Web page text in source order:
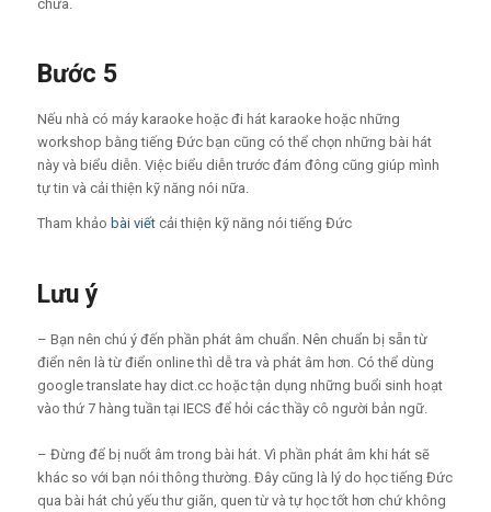
chưa.
Bước 5
Nếu nhà có máy karaoke hoặc đi hát karaoke hoặc những
workshop bằng tiếng Đức bạn cũng có thể chọn những bài hát
này và biểu diễn. Việc biểu diễn trước đám đông cũng giúp mình
tự tin và cải thiện kỹ năng nói nữa.
Tham khảo bài viết cải thiện kỹ năng nói tiếng Đức
Lưu ý
– Bạn nên chú ý đến phần phát âm chuẩn. Nên chuẩn bị sẵn từ
điển nên là từ điển online thì dễ tra và phát âm hơn. Có thể dùng
google translate hay dict.cc hoặc tận dụng những buổi sinh hoạt
vào thứ 7 hàng tuần tại IECS để hỏi các thầy cô người bản ngữ.
– Đừng để bị nuốt âm trong bài hát. Vì phần phát âm khi hát sẽ
khác so với bạn nói thông thường. Đây cũng là lý do học tiếng Đức
qua bài hát chủ yếu thư giãn, quen từ và tự học tốt hơn chứ không